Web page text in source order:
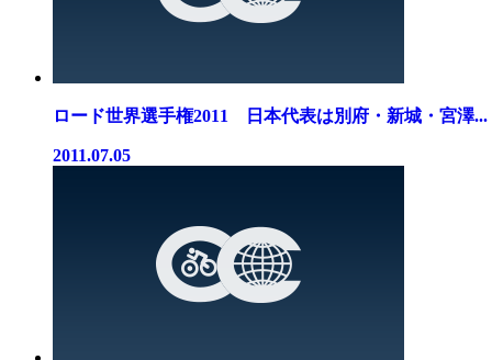
ロード世界選手権2011 日本代表は別府・新城・宮澤...
2011.07.05